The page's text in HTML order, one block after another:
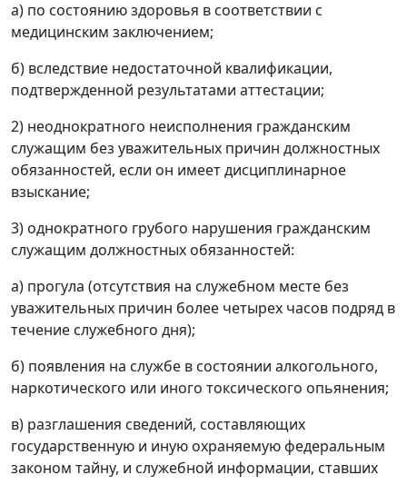
а) по состоянию здоровья в соответствии с
медицинским заключением;
б) вследствие недостаточной квалификации,
подтвержденной результатами аттестации;
2) неоднократного неисполнения гражданским
служащим без уважительных причин должностных
обязанностей, если он имеет дисциплинарное
взыскание;
3) однократного грубого нарушения гражданским
служащим должностных обязанностей:
а) прогула (отсутствия на служебном месте без
уважительных причин более четырех часов подряд в
течение служебного дня);
б) появления на службе в состоянии алкогольного,
наркотического или иного токсического опьянения;
в) разглашения сведений, составляющих
государственную и иную охраняемую федеральным
законом тайну, и служебной информации, ставших